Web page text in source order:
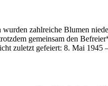
wurden zahlreiche Blumen
gemeinsam den
zuletzt gefeiert: 8. Mai 1945